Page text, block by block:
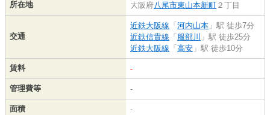
所在地 大阪府八尾市東山本新町 ２丁目
交通
近鉄大阪線 「 河内山本 」駅 徒歩7分
近鉄信貴線 「 服部川 」駅 徒歩25分
近鉄大阪線 「 高安 」駅 徒歩10分
賃料 -
管理費等 -
面積 -